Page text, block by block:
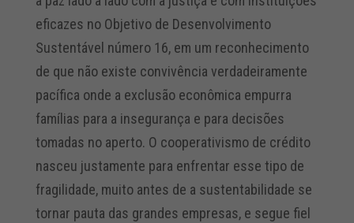
eficazes no Objetivo de Desenvolvimento
Sustentável número 16, em um reconhecimento
de que não existe convivência verdadeiramente
pacífica onde a exclusão econômica empurra
famílias para a insegurança e para decisões
tomadas no aperto. O cooperativismo de crédito
nasceu justamente para enfrentar esse tipo de
fragilidade, muito antes de a sustentabilidade se
tornar pauta das grandes empresas, e segue fiel